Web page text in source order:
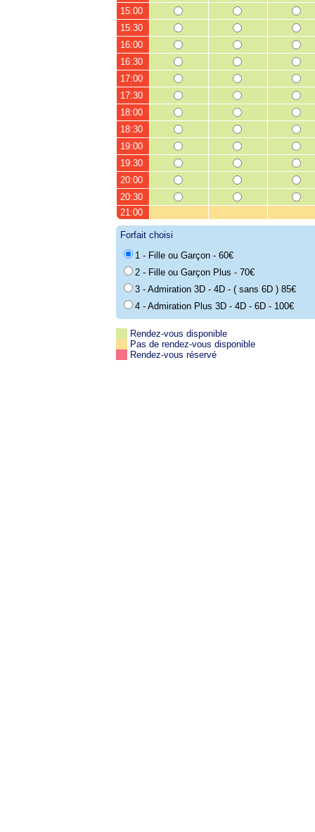
15:00
15:30
16:00
16:30
17:00
17:30
18:00
18:30
19:00
19:30
20:00
20:30
21:00
Forfait choisi
1 - Fille ou Garçon - 60€
2 - Fille ou Garçon Plus - 70€
3 - Admiration 3D - 4D - ( sans 6D ) 85€
4 - Admiration Plus 3D - 4D - 6D - 100€
Rendez-vous disponible
Pas de rendez-vous disponible
Rendez-vous réservé